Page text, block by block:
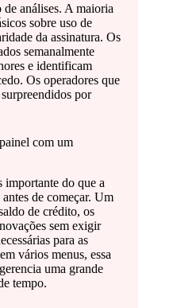
análises. A maioria
sobre uso de
da assinatura. Os
semanalmente
e identificam
Os operadores que
por
com um
do que a
de começar. Um
de crédito, os
sem exigir
para as
vários menus, essa
uma grande
tempo.